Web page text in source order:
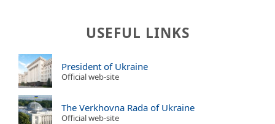
USEFUL LINKS
President of Ukraine
Official web-site
The Verkhovna Rada of Ukraine
Official web-site